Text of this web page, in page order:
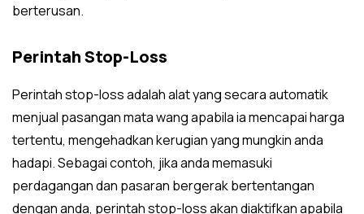
berterusan.
Perintah Stop-Loss
Perintah stop-loss adalah alat yang secara automatik
menjual pasangan mata wang apabila ia mencapai harga
tertentu, mengehadkan kerugian yang mungkin anda
hadapi. Sebagai contoh, jika anda memasuki
perdagangan dan pasaran bergerak bertentangan
dengan anda, perintah stop-loss akan diaktifkan apabila